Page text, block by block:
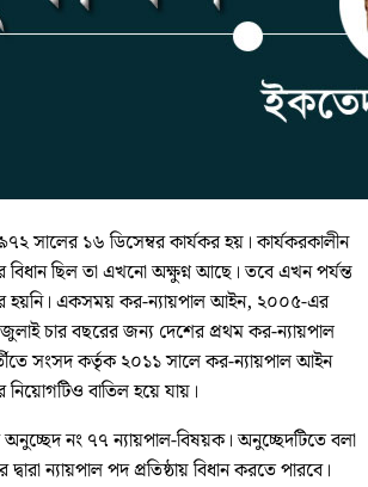
সালের ১৬ ডিসেম্বর কার্যকর হয়। কার্যকরকালীন
বিধান ছিল তা এখনো অক্ষুণ্ন আছে। তবে এখন পর্যন্ত
হয়নি। একসময় কর-ন্যায়পাল আইন, ২০০৫-এর
চার বছরের জন্য দেশের প্রথম কর-ন্যায়পাল
সংসদ কর্তৃক ২০১১ সালে কর-ন্যায়পাল আইন
বাতিল হয়ে যায়।
অনুচ্ছেদ নং ৭৭ ন্যায়পাল-বিষয়ক। অনুচ্ছেদটিতে বলা
ন্যায়পাল পদ প্রতিষ্ঠায় বিধান করতে পারবে।